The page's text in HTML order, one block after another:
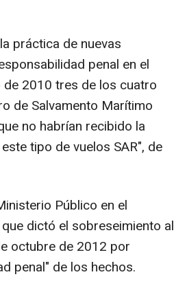
práctica de nuevas
penal en el
de 2010 tres de los cuatro
de Salvamento Marítimo
no habrían recibido la
tipo de vuelos SAR", de
Público en el
dictó el sobreseimiento al
octubre de 2012 por
penal" de los hechos.